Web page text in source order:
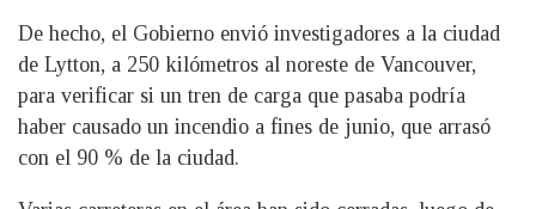
De hecho, el Gobierno envió investigadores a la ciudad
de Lytton, a 250 kilómetros al noreste de Vancouver,
para verificar si un tren de carga que pasaba podría
haber causado un incendio a fines de junio, que arrasó
con el 90 % de la ciudad.